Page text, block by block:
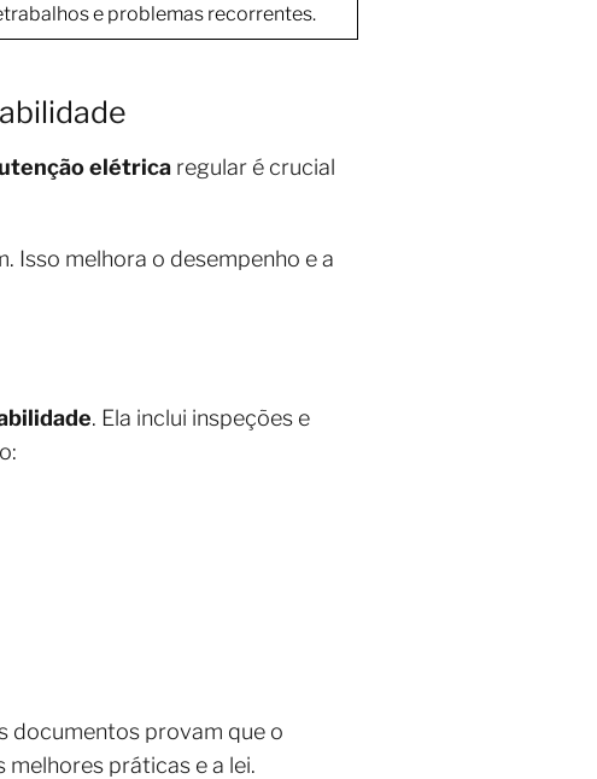
e problemas recorrentes.
elétrica regular é crucial
Isso melhora o desempenho e a
. Ela inclui inspeções e
documentos provam que o
práticas e a lei.